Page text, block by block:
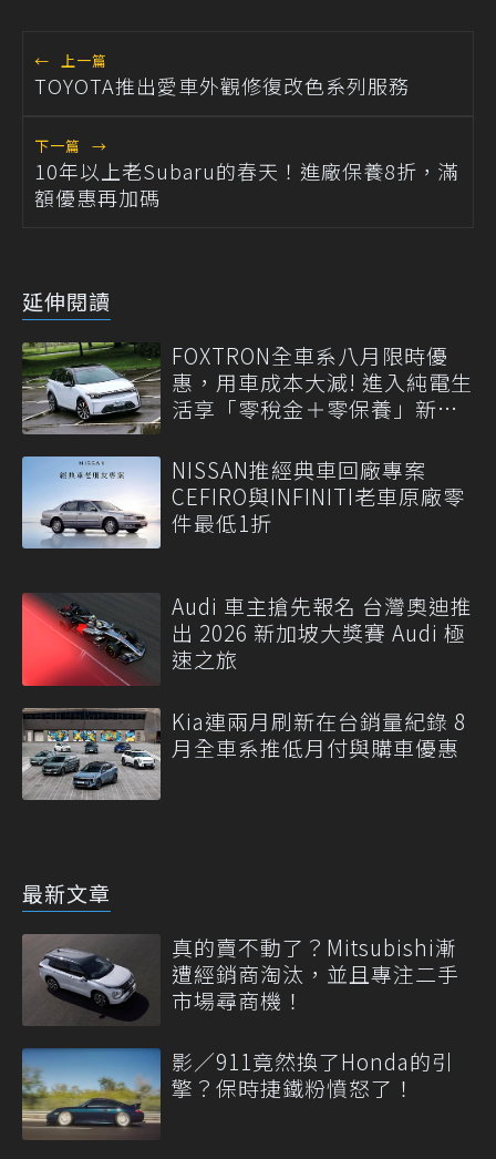
← 上一篇
TOYOTA推出愛車外觀修復改色系列服務
下一篇 →
10年以上老Subaru的春天！進廠保養8折，滿
額優惠再加碼
延伸閱讀
FOXTRON全車系八月限時優
惠，用車成本大減! 進入純電生
活享「零稅金＋零保養」新時
NISSAN推經典車回廠專案
CEFIRO與INFINITI老車原廠零
件最低1折
Audi 車主搶先報名 台灣奧迪推
出 2026 新加坡大獎賽 Audi 極
速之旅
Kia連兩月刷新在台銷量紀錄 8
月全車系推低月付與購車優惠
最新文章
真的賣不動了？Mitsubishi漸
遭經銷商淘汰，並且專注二手
市場尋商機！
影／911竟然換了Honda的引
擎？保時捷鐵粉憤怒了！